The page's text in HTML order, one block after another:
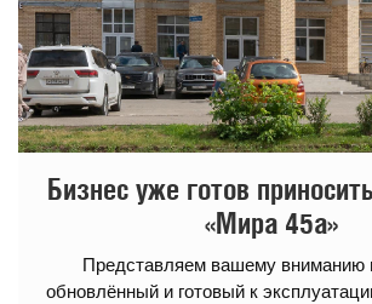
Бизнес уже готов
«Мира 45а»
Представляем вашему вниманию
обновлённый и готовый к